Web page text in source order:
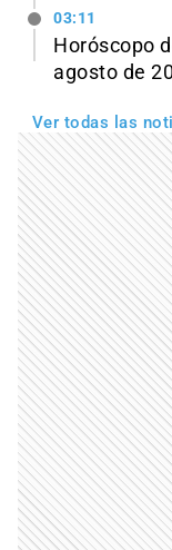
03:11
Horóscopo
agosto de
Ver todas las